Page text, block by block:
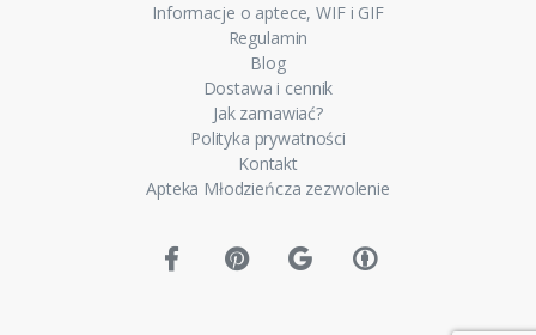
Informacje o aptece, WIF i GIF
Regulamin
Blog
Dostawa i cennik
Jak zamawiać?
Polityka prywatności
Kontakt
Apteka Młodzieńcza zezwolenie